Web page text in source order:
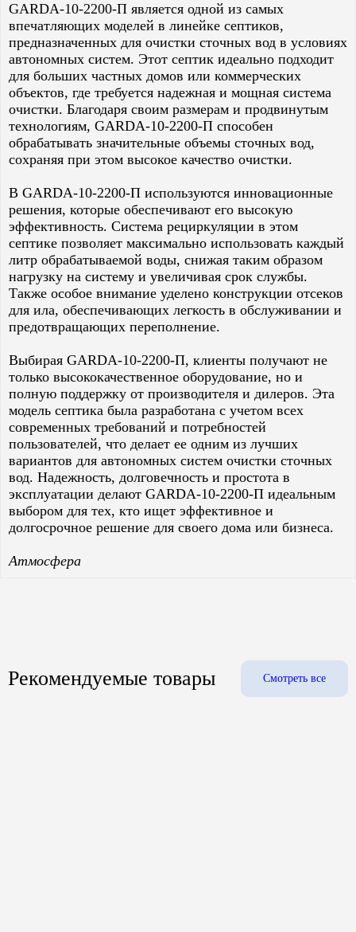
GARDA-10-2200-П является одной из самых
впечатляющих моделей в линейке септиков,
предназначенных для очистки сточных вод в условиях
автономных систем. Этот септик идеально подходит
для больших частных домов или коммерческих
объектов, где требуется надежная и мощная система
очистки. Благодаря своим размерам и продвинутым
технологиям, GARDA-10-2200-П способен
обрабатывать значительные объемы сточных вод,
сохраняя при этом высокое качество очистки.
В GARDA-10-2200-П используются инновационные
решения, которые обеспечивают его высокую
эффективность. Система рециркуляции в этом
септике позволяет максимально использовать каждый
литр обрабатываемой воды, снижая таким образом
нагрузку на систему и увеличивая срок службы.
Также особое внимание уделено конструкции отсеков
для ила, обеспечивающих легкость в обслуживании и
предотвращающих переполнение.
Выбирая GARDA-10-2200-П, клиенты получают не
только высококачественное оборудование, но и
полную поддержку от производителя и дилеров. Эта
модель септика была разработана с учетом всех
современных требований и потребностей
пользователей, что делает ее одним из лучших
вариантов для автономных систем очистки сточных
вод. Надежность, долговечность и простота в
эксплуатации делают GARDA-10-2200-П идеальным
выбором для тех, кто ищет эффективное и
долгосрочное решение для своего дома или бизнеса.
Атмосфера
Рекомендуемые товары Смотреть все